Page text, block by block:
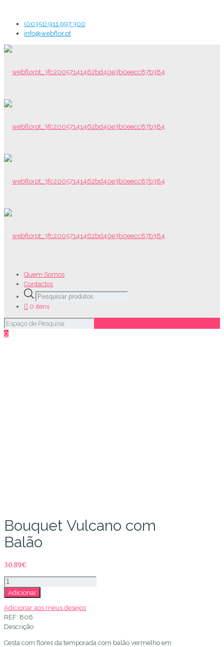
(00351) 911 997 300
info@webflor.pt
Quem Somos
Contactos
Products
search
0 itens
0
Bouquet Vulcano com
Balão
30.89€
Quantidade
de
Bouquet
Vulcano
com
Balão
Adicionar
Adicionar aos meus desejos
REF: 806
Descrição
Cesta com flores da temporada com balão vermelho em